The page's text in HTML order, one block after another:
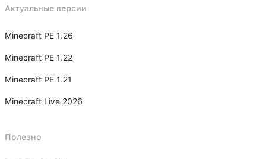
Актуальные версии
Minecraft PE 1.26
Minecraft PE 1.22
Minecraft PE 1.21
Minecraft Live 2026
Полезно